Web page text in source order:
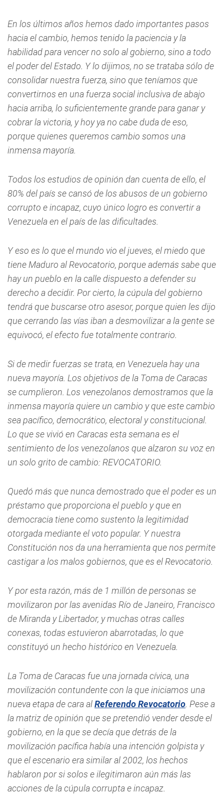
En los últimos años hemos dado importantes pasos
hacia el cambio, hemos tenido la paciencia y la
habilidad para vencer no solo al gobierno, sino a todo
el poder del Estado. Y lo dijimos, no se trataba sólo de
consolidar nuestra fuerza, sino que teníamos que
convertirnos en una fuerza social inclusiva de abajo
hacia arriba, lo suficientemente grande para ganar y
cobrar la victoria, y hoy ya no cabe duda de eso,
porque quienes queremos cambio somos una
inmensa mayoría.
Todos los estudios de opinión dan cuenta de ello, el
80% del país se cansó de los abusos de un gobierno
corrupto e incapaz, cuyo único logro es convertir a
Venezuela en el país de las dificultades.
Y eso es lo que el mundo vio el jueves, el miedo que
tiene Maduro al Revocatorio, porque además sabe que
hay un pueblo en la calle dispuesto a defender su
derecho a decidir. Por cierto, la cúpula del gobierno
tendrá que buscarse otro asesor, porque quien les dijo
que cerrando las vías iban a desmovilizar a la gente se
equivocó, el efecto fue totalmente contrario.
Si de medir fuerzas se trata, en Venezuela hay una
nueva mayoría. Los objetivos de la Toma de Caracas
se cumplieron. Los venezolanos demostramos que la
inmensa mayoría quiere un cambio y que este cambio
sea pacífico, democrático, electoral y constitucional.
Lo que se vivió en Caracas esta semana es el
sentimiento de los venezolanos que alzaron su voz en
un solo grito de cambio: REVOCATORIO.
Quedó más que nunca demostrado que el poder es un
préstamo que proporciona el pueblo y que en
democracia tiene como sustento la legitimidad
otorgada mediante el voto popular. Y nuestra
Constitución nos da una herramienta que nos permite
castigar a los malos gobiernos, que es el Revocatorio.
Y por esta razón, más de 1 millón de personas se
movilizaron por las avenidas Río de Janeiro, Francisco
de Miranda y Libertador, y muchas otras calles
conexas, todas estuvieron abarrotadas, lo que
constituyó un hecho histórico en Venezuela.
La Toma de Caracas fue una jornada cívica, una
movilización contundente con la que iniciamos una
nueva etapa de cara alReferendo Revocatorio. Pese a
la matriz de opinión que se pretendió vender desde el
gobierno, en la que se decía que detrás de la
movilización pacífica había una intención golpista y
que el escenario era similar al 2002, los hechos
hablaron por si solos e ilegitimaron aún más las
acciones de la cúpula corrupta e incapaz.